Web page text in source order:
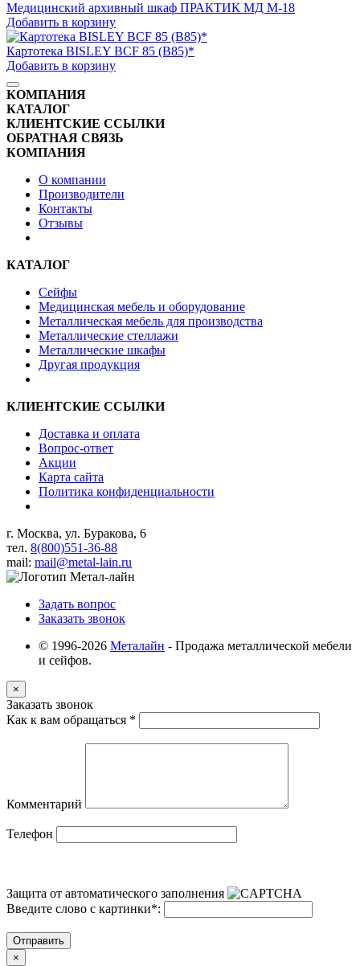
Медицинский архивный шкаф ПРАКТИК МД M-18
Добавить в корзину
Картотека BISLEY BCF 85 (B85)*
Добавить в корзину
КОМПАНИЯ
КАТАЛОГ
КЛИЕНТСКИЕ ССЫЛКИ
ОБРАТНАЯ СВЯЗЬ
КОМПАНИЯ
О компании
Производители
Контакты
Отзывы
КАТАЛОГ
Сейфы
Медицинская мебель и оборудование
Металлическая мебель для производства
Металлические стеллажи
Металлические шкафы
Другая продукция
КЛИЕНТСКИЕ ССЫЛКИ
Доставка и оплата
Вопрос-ответ
Акции
Карта сайта
Политика конфиденциальности
г. Москва, ул. Буракова, 6
тел. 8(800)551-36-88
mail: mail@metal-lain.ru
Задать вопрос
Заказать звонок
© 1996-2026 Металайн - Продажа металлической мебели
и сейфов.
×
Заказать звонок
Как к вам обращаться *
Комментарий
Телефон
Защита от автоматического заполнения
Введите слово с картинки*:
Отправить
×